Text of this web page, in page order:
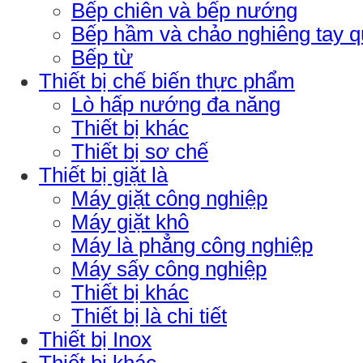
Bếp chiên và bếp nướng
Bếp hầm và chảo nghiêng tay
Bếp từ
Thiết bị chế biến thực phẩm
Lò hấp nướng đa năng
Thiết bị khác
Thiết bị sơ chế
Thiết bị giặt là
Máy giặt công nghiệp
Máy giặt khô
Máy là phẳng công nghiệp
Máy sấy công nghiệp
Thiết bị khác
Thiết bị là chi tiết
Thiết bị Inox